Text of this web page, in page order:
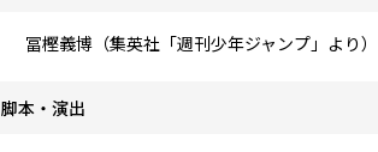
冨樫義博（集英社「週刊少年ジャンプ」より）
脚本・演出